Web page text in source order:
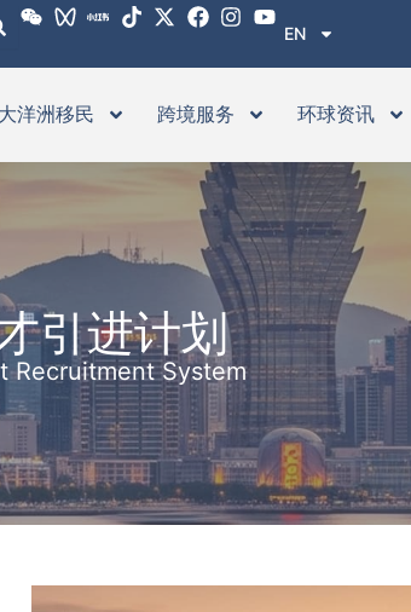
EN
大洋洲移民 跨境服务 环球资讯
引进计划
Recruitment System